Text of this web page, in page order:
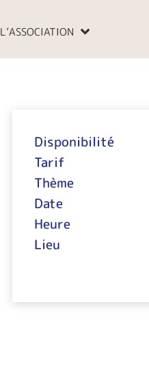
L’ASSOCIATION
Disponibilité
Tarif
Thème
Date
Heure
Lieu